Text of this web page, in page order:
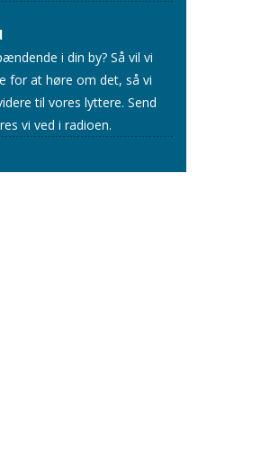
i din by? Så vil vi
for at høre om det, så vi
til vores lyttere. Send
vi ved i radioen.